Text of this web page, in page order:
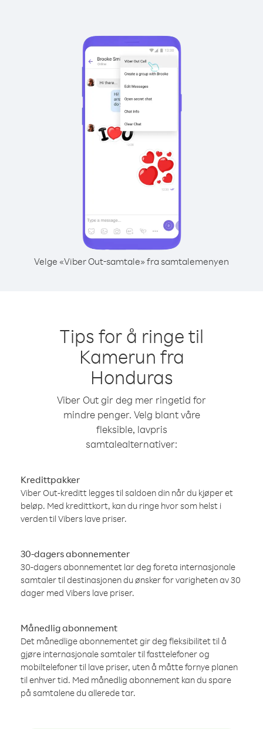
Velge «Viber Out-samtale» fra samtalemenyen
Tips for å ringe til
Kamerun fra
Honduras
Viber Out gir deg mer ringetid for
mindre penger. Velg blant våre
fleksible, lavpris
samtalealternativer:
Kredittpakker
Viber Out-kreditt legges til saldoen din når du kjøper et
beløp. Med kredittkort, kan du ringe hvor som helst i
verden til Vibers lave priser.
30-dagers abonnementer
30-dagers abonnementet lar deg foreta internasjonale
samtaler til destinasjonen du ønsker for varigheten av 30
dager med Vibers lave priser.
Månedlig abonnement
Det månedlige abonnementet gir deg fleksibilitet til å
gjøre internasjonale samtaler til fasttelefoner og
mobiltelefoner til lave priser, uten å måtte fornye planen
til enhver tid. Med månedlig abonnement kan du spare
på samtalene du allerede tar.